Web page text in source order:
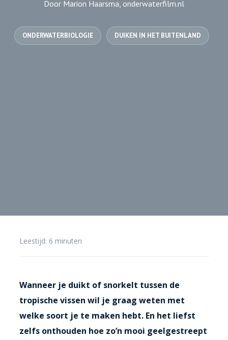
Door Marion Haarsma, onderwaterfilm.nl
ONDERWATERBIOLOGIE DUIKEN IN HET BUITENLAND
Leestijd: 6 minuten
Wanneer je duikt of snorkelt tussen de
tropische vissen wil je graag weten met
welke soort je te maken hebt. En het liefst
zelfs onthouden hoe zo’n mooi geelgestreept